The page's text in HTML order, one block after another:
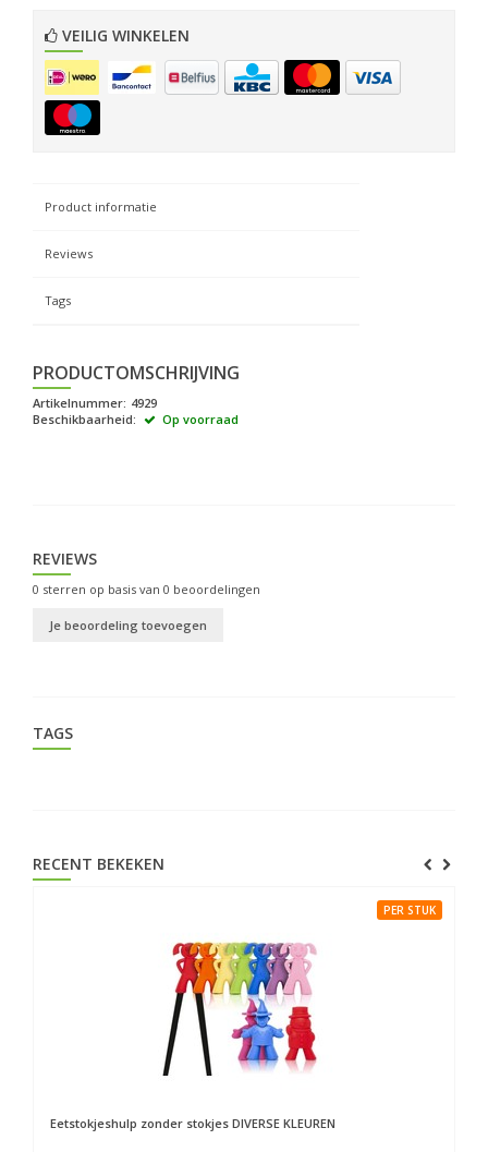
VEILIG WINKELEN
Product informatie
Reviews
Tags
PRODUCTOMSCHRIJVING
Artikelnummer: 4929
Beschikbaarheid:
Op voorraad
REVIEWS
0 sterren op basis van 0 beoordelingen
Je beoordeling toevoegen
TAGS
RECENT BEKEKEN
PER STUK
Eetstokjeshulp zonder stokjes DIVERSE KLEUREN